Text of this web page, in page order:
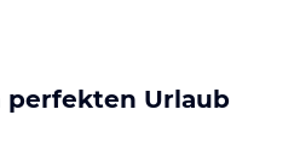
perfekten Urlaub